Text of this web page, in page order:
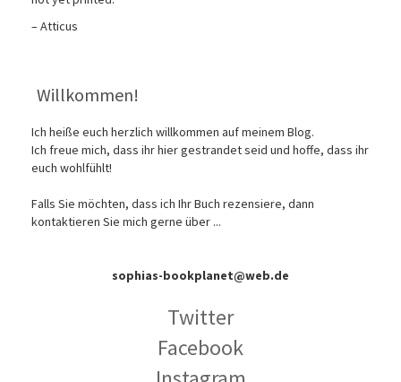
– Atticus
Willkommen!
Ich heiße euch herzlich willkommen auf meinem Blog.
Ich freue mich, dass ihr hier gestrandet seid und hoffe, dass ihr
euch wohlfühlt!
Falls Sie möchten, dass ich Ihr Buch rezensiere, dann
kontaktieren Sie mich gerne über ...
sophias-bookplanet@web.de
Twitter
Facebook